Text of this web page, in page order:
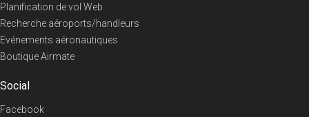
Planification de vol Web
Recherche aéroports/handleurs
Evénements aéronautiques
Boutique Airmate
Social
Facebook